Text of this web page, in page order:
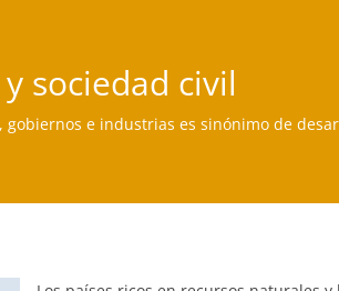
sociedad civil
e industrias es sinónimo de